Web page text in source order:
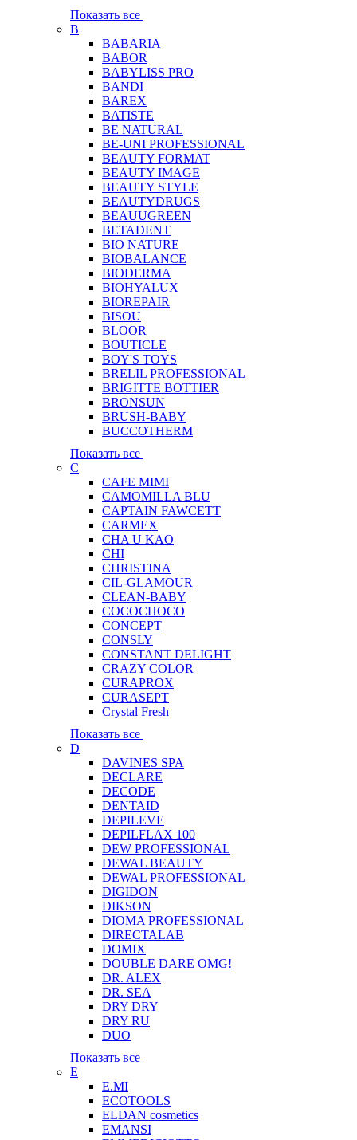
Показать все
B
BABARIA
BABOR
BABYLISS PRO
BANDI
BAREX
BATISTE
BE NATURAL
BE-UNI PROFESSIONAL
BEAUTY FORMAT
BEAUTY IMAGE
BEAUTY STYLE
BEAUTYDRUGS
BEAUUGREEN
BETADENT
BIO NATURE
BIOBALANCE
BIODERMA
BIOHYALUX
BIOREPAIR
BISOU
BLOOR
BOUTICLE
BOY'S TOYS
BRELIL PROFESSIONAL
BRIGITTE BOTTIER
BRONSUN
BRUSH-BABY
BUCCOTHERM
Показать все
C
CAFE MIMI
CAMOMILLA BLU
CAPTAIN FAWCETT
CARMEX
CHA U KAO
CHI
CHRISTINA
CIL-GLAMOUR
CLEAN-BABY
COCOCHOCO
CONCEPT
CONSLY
CONSTANT DELIGHT
CRAZY COLOR
CURAPROX
CURASEPT
Crystal Fresh
Показать все
D
DAVINES SPA
DECLARE
DECODE
DENTAID
DEPILEVE
DEPILFLAX 100
DEW PROFESSIONAL
DEWAL BEAUTY
DEWAL PROFESSIONAL
DIGIDON
DIKSON
DIOMA PROFESSIONAL
DIRECTALAB
DOMIX
DOUBLE DARE OMG!
DR. ALEX
DR. SEA
DRY DRY
DRY RU
DUO
Показать все
E
E.MI
ECOTOOLS
ELDAN cosmetics
EMANSI